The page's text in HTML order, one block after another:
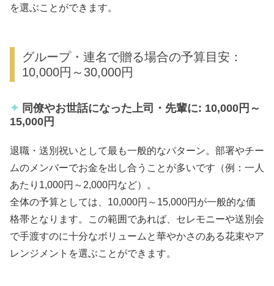
を選ぶことができます。
グループ・連名で贈る場合の予算目安：
10,000円～30,000円
同僚やお世話になった上司・先輩に: 10,000円～
15,000円
退職・送別祝いとして最も一般的なパターン。部署やチー
ムのメンバーでお金を出し合うことが多いです（例：一人
あたり1,000円～2,000円など）。
全体の予算としては、10,000円～15,000円が一般的な価
格帯となります。この範囲であれば、セレモニーや送別会
で手渡すのに十分なボリュームと華やかさのある花束やア
レンジメントを選ぶことができます。